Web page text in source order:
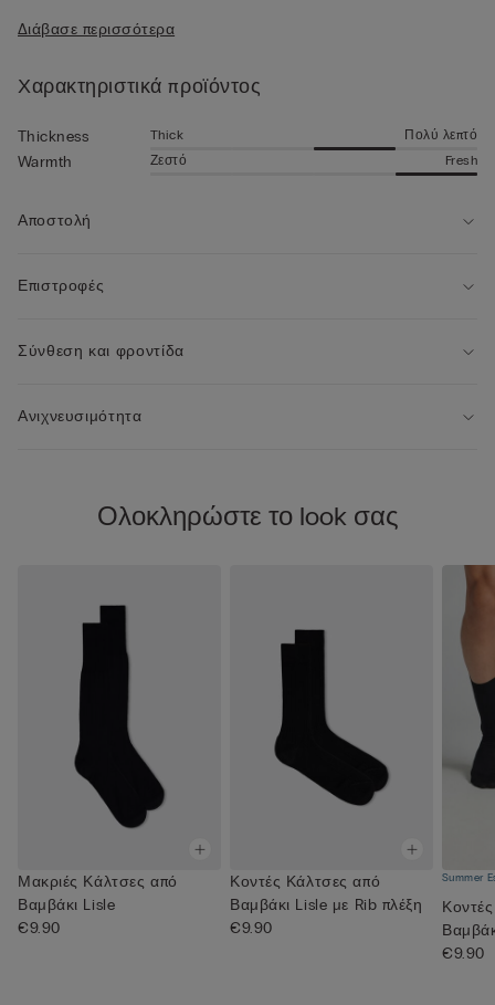
φινιρίσματος με αυτά που παρουσιάζονται σε αυτήν τη
Διάβασε περισσότερα
Χαρακτηριστικά προϊόντος
Thickness Thick Πολύ λεπτό
Warmth Ζεστό Fresh
Αποστολή
Επιστροφές
Σύνθεση και φροντίδα
Ανιχνευσιμότητα
Ολοκληρώστε το look σας
Μακριές Κάλτσες από
Βαμβάκι Lisle
€9.90
Κοντές Κάλτσες από
Βαμβάκι Lisle με Rib πλέξη
€9.90
Summer
€9.90